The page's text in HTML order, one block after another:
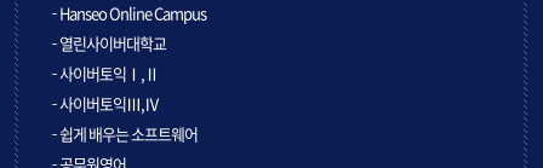
Hanseo Online Campus
열린사이버대학교
사이버토익Ⅰ,Ⅱ
사이버토익Ⅲ,Ⅳ
쉽게 배우는 소프트웨어